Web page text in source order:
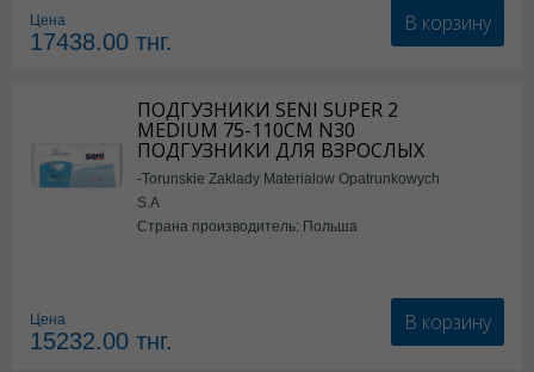
Цена
17438.00 тнг.
В корзину
ПОДГУЗНИКИ SENI SUPER 2
MEDIUM 75-110СМ N30
ПОДГУЗНИКИ ДЛЯ ВЗРОСЛЫХ
-Torunskie Zaklady Materialow Opatrunkowych
S.A
Страна производитель: Польша
Цена
15232.00 тнг.
В корзину